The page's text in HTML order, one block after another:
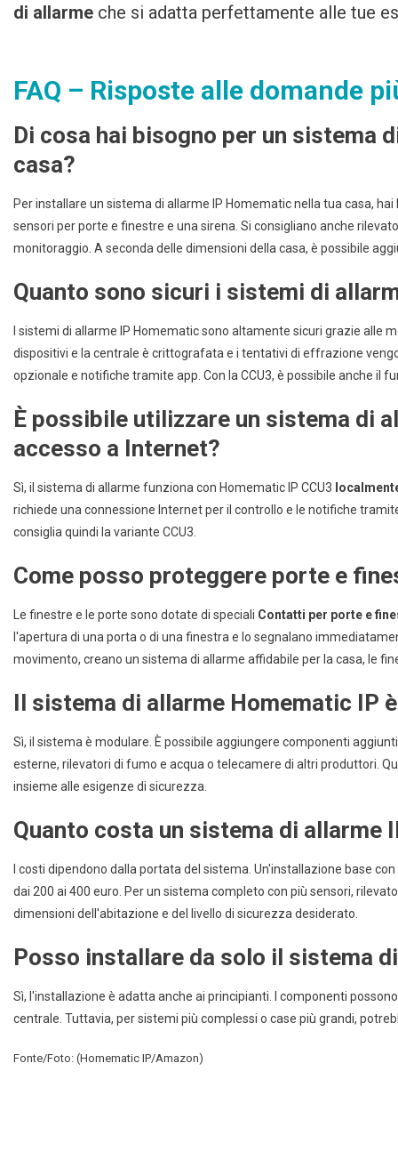
di allarme che si adatta perfettamente alle tue
FAQ – Risposte alle domande
Di cosa hai bisogno per un sistema
casa?
Per installare un sistema di allarme IP Homematic nella tua casa,
sensori per porte e finestre e una sirena. Si consigliano anche
monitoraggio. A seconda delle dimensioni della casa, è possibile
Quanto sono sicuri i sistemi di
I sistemi di allarme IP Homematic sono altamente sicuri grazie alle
dispositivi e la centrale è crittografata e i tentativi di effrazione
opzionale e notifiche tramite app. Con la CCU3, è possibile anche il
È possibile utilizzare un sistema di
accesso a Internet?
Sì, il sistema di allarme funziona con Homematic IP CCU3
richiede una connessione Internet per il controllo e le notifiche
consiglia quindi la variante CCU3.
Come posso proteggere porte e
Le finestre e le porte sono dotate di speciali Contatti per porte e
l'apertura di una porta o di una finestra e lo segnalano
movimento, creano un sistema di allarme affidabile per la casa, le
Il sistema di allarme Homematic IP
Sì, il sistema è modulare. È possibile aggiungere componenti
esterne, rilevatori di fumo e acqua o telecamere di altri produttori.
insieme alle esigenze di sicurezza.
Quanto costa un sistema di allarme
I costi dipendono dalla portata del sistema. Un'installazione base
dai 200 ai 400 euro. Per un sistema completo con più sensori,
dimensioni dell'abitazione e del livello di sicurezza desiderato.
Posso installare da solo il sistema
Sì, l'installazione è adatta anche ai principianti. I componenti
centrale. Tuttavia, per sistemi più complessi o case più grandi,
Fonte/Foto: (Homematic IP/Amazon)